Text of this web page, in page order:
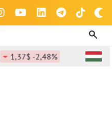
1,37$ -2,48% DOT